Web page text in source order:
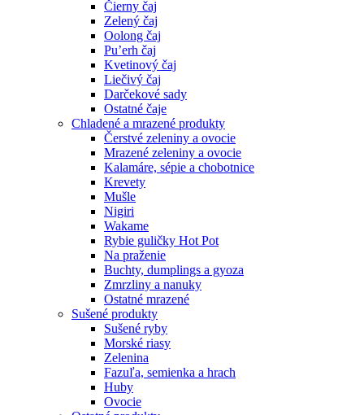
Čierny čaj
Zelený čaj
Oolong čaj
Pu’erh čaj
Kvetinový čaj
Liečivý čaj
Darčekové sady
Ostatné čaje
Chladené a mrazené produkty
Čerstvé zeleniny a ovocie
Mrazené zeleniny a ovocie
Kalamáre, sépie a chobotnice
Krevety
Mušle
Nigiri
Wakame
Rybie guličky Hot Pot
Na praženie
Buchty, dumplings a gyoza
Zmrzliny a nanuky
Ostatné mrazené
Sušené produkty
Sušené ryby
Morské riasy
Zelenina
Fazuľa, semienka a hrach
Huby
Ovocie